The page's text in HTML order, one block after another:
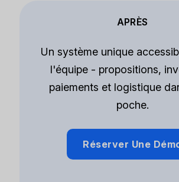
APRÈS
Un système unique
l'équipe - propositions,
paiements et logistique
poche.
Réserver Une